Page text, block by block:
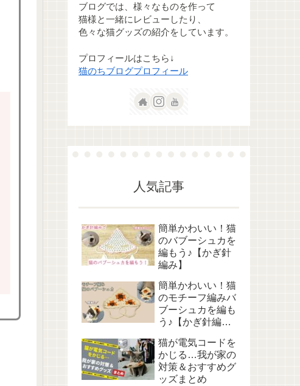
ブログでは、様々なものを作って
猫様と一緒にレビューしたり、
色々な猫グッズの紹介をしています。
プロフィールはこちら↓
猫のちブログプロフィール
人気記事
簡単かわいい！猫
のバブーシュカを
編もう♪【かぎ針
編み】
簡単かわいい！猫
のモチーフ編みバ
ブーシュカを編も
う♪【かぎ針編
猫が電気コードを
かじる…我が家の
対策＆おすすめグ
ッズまとめ